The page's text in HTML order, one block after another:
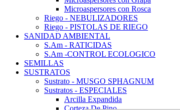
Microaspersores con Rosca
Riego - NEBULIZADORES
Riego - PISTOLAS DE RIEGO
SANIDAD AMBIENTAL
S.Am - RATICIDAS
S.Am -CONTROL ECOLOGICO
SEMILLAS
SUSTRATOS
Sustrato - MUSGO SPHAGNUM
Sustratos - ESPECIALES
Arcilla Expandida